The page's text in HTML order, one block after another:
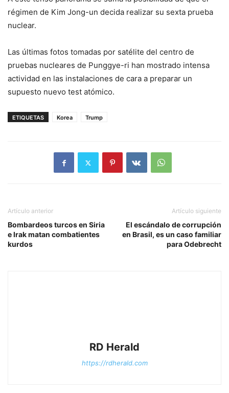
régimen de Kim Jong-un decida realizar su sexta prueba
nuclear.
Las últimas fotos tomadas por satélite del centro de
pruebas nucleares de Punggye-ri han mostrado intensa
actividad en las instalaciones de cara a preparar un
supuesto nuevo test atómico.
ETIQUETAS Korea Trump
Artículo anterior
Bombardeos turcos en Siria
e Irak matan combatientes
kurdos
Artículo siguiente
El escándalo de corrupción
en Brasil, es un caso familiar
para Odebrecht
RD Herald
https://rdherald.com